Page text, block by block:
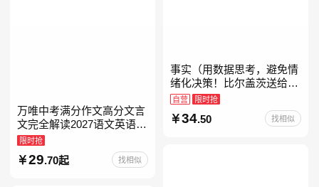
事实（用数据思考，避免情
绪化决策！比尔盖茨送给全
美大学生的毕业礼物！比尔
盖茨逢人就推荐的热门大
书！）读客经管文库
自营 限时抢
34.50 找相似
万唯中考满分作文高分文言
文完全解读2027语文英语初
中作文万维中考现代文古诗
文阅读名著阅读考点精练古
诗文60篇文言文实词
限时抢
29.70起 找相似